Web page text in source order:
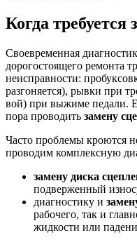
Когда требуется
Своевременная
дорогостоящего ремонта
неисправности:
разгоняется), рывки при
вой) при выжиме педали.
пора проводить замену
Часто проблемы кроются
проводим комплексную
замену диска
подверженный
диагностику и
рабочего, так и
жидкости или